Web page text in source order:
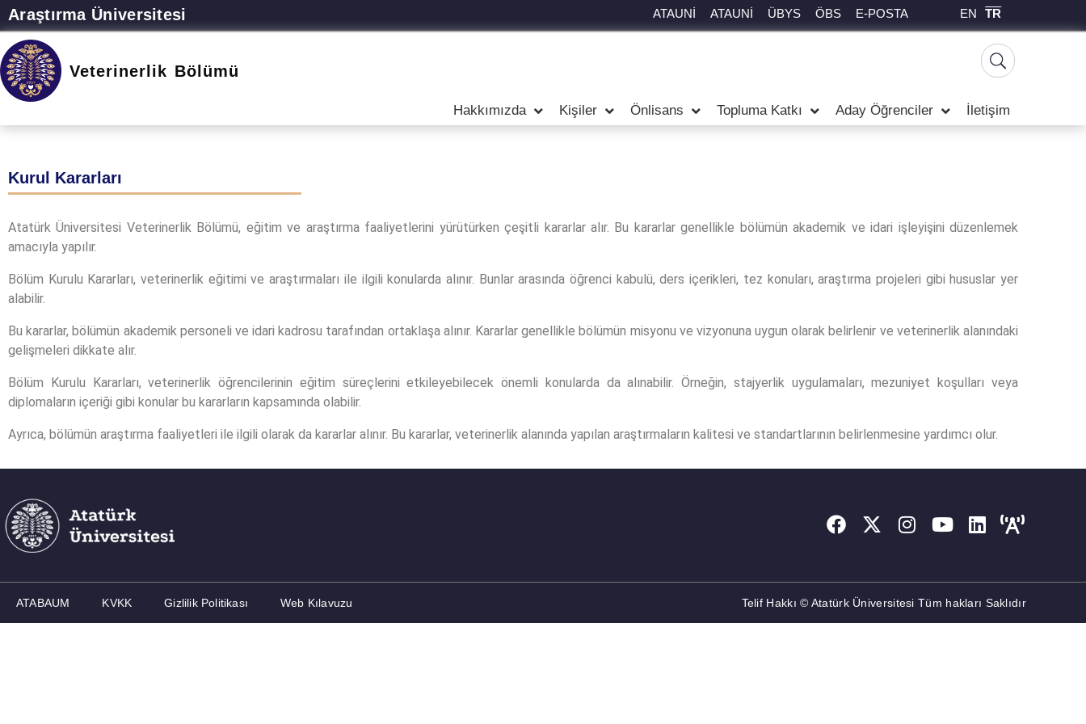
Araştırma Üniversitesi ATAUNİ ATAUNİ ÜBYS ÖBS E-POSTA EN TR
Veterinerlik Bölümü
Hakkımızda Kişiler Önlisans Topluma Katkı Aday Öğrenciler İletişim
Kurul Kararları
Atatürk Üniversitesi Veterinerlik Bölümü, eğitim ve araştırma faaliyetlerini yürütürken çeşitli kararlar alır. Bu kararlar genellikle bölümün akademik ve idari işleyişini düzenlemek
amacıyla yapılır.
Bölüm Kurulu Kararları, veterinerlik eğitimi ve araştırmaları ile ilgili konularda alınır. Bunlar arasında öğrenci kabulü, ders içerikleri, tez konuları, araştırma projeleri gibi hususlar yer
alabilir.
Bu kararlar, bölümün akademik personeli ve idari kadrosu tarafından ortaklaşa alınır. Kararlar genellikle bölümün misyonu ve vizyonuna uygun olarak belirlenir ve veterinerlik alanındaki
gelişmeleri dikkate alır.
Bölüm Kurulu Kararları, veterinerlik öğrencilerinin eğitim süreçlerini etkileyebilecek önemli konularda da alınabilir. Örneğin, stajyerlik uygulamaları, mezuniyet koşulları veya
diplomaların içeriği gibi konular bu kararların kapsamında olabilir.
Ayrıca, bölümün araştırma faaliyetleri ile ilgili olarak da kararlar alınır. Bu kararlar, veterinerlik alanında yapılan araştırmaların kalitesi ve standartlarının belirlenmesine yardımcı olur.
ATABAUM KVKK Gizlilik Politikası Web Kılavuzu Telif Hakkı © Atatürk Üniversitesi Tüm hakları Saklıdır